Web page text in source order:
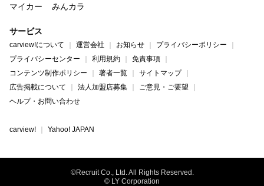
マイカー
みんカラ
サービス
carview!について 運営会社 お知らせ
プライバシーポリシー
プライバシーセンター
利用規約
免責事項
コンテンツ制作ポリシー
著者一覧
サイトマップ
広告掲載について
法人加盟店募集
ご意見・ご要望
ヘルプ・お問い合わせ
carview! Yahoo! JAPAN
©Recruit Co., Ltd. All Rights Reserved.
© LY Corporation